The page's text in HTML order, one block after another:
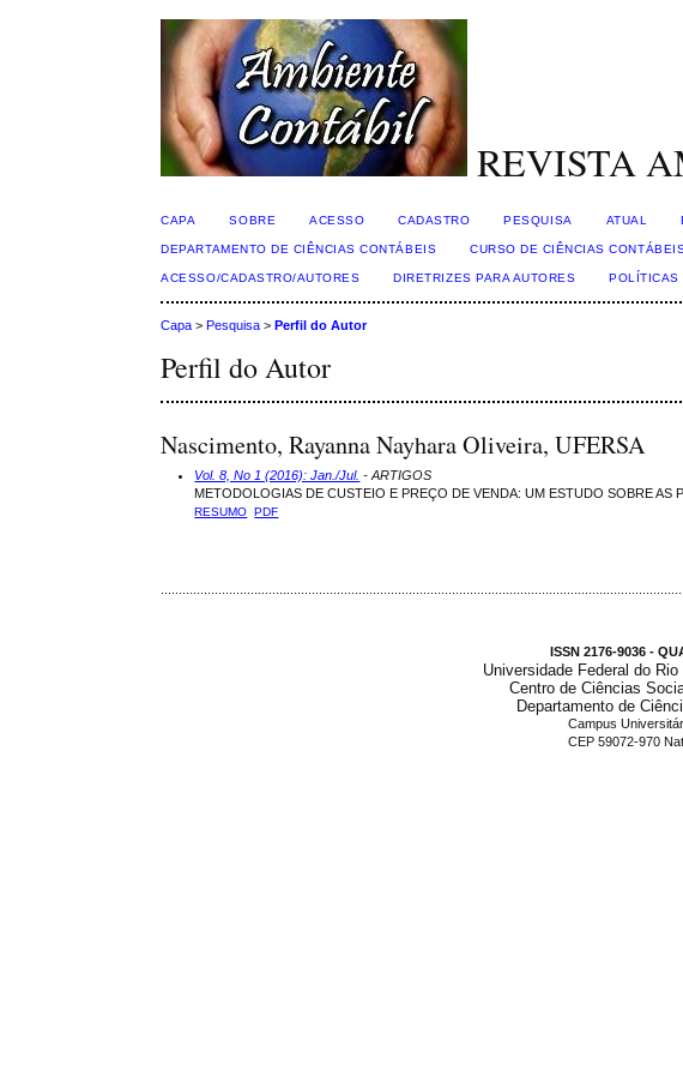
REVISTA
CAPA SOBRE ACESSO CADASTRO PESQUISA ATUAL
DEPARTAMENTO DE CIÊNCIAS CONTÁBEIS CURSO DE CIÊNCIAS
ACESSO/CADASTRO/AUTORES DIRETRIZES PARA AUTORES POLÍTICAS
Capa >Pesquisa >Perfil do Autor
Perfil do Autor
Nascimento, Rayanna Nayhara Oliveira, UFERSA
Vol. 8, No 1 (2016): Jan./Jul. - ARTIGOS
METODOLOGIAS DE CUSTEIO E PREÇO DE VENDA: UM ESTUDO SOBRE
RESUMO PDF
ISSN 2176-9036 -
Universidade Federal do
Centro de Ciências
Departamento de
Campus
CEP 59072-970